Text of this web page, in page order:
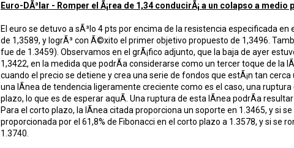
Euro-DÃ³lar - Romper el Ã¡rea de 1,34 conducirÃ¡ a un colapso a medio
El euro se detuvo a sÃ³lo 4 pts por encima de la resistencia especificada
de 1,3589, y logrÃ³ con Ã©xito el primer objetivo propuesto de 1,3496.
fue de 1.3459). Observamos en el grÃ¡fico adjunto, que la baja de ayer
1,3422, en la medida que podrÃ­a considerarse como un tercer toque de la
cuando el precio se detiene y crea una serie de fondos que estÃ¡n tan
una lÃ­nea de tendencia ligeramente creciente como es el caso, una
plazo, lo que es de esperar aquÃ­. Una ruptura de esta lÃ­nea podrÃ­a
Para el corto plazo, la lÃ­nea citada proporciona un soporte en 1.3465, y si
proporcionada por el 61,8% de Fibonacci en el corto plazo a 1.3578, y si se
1.3740.